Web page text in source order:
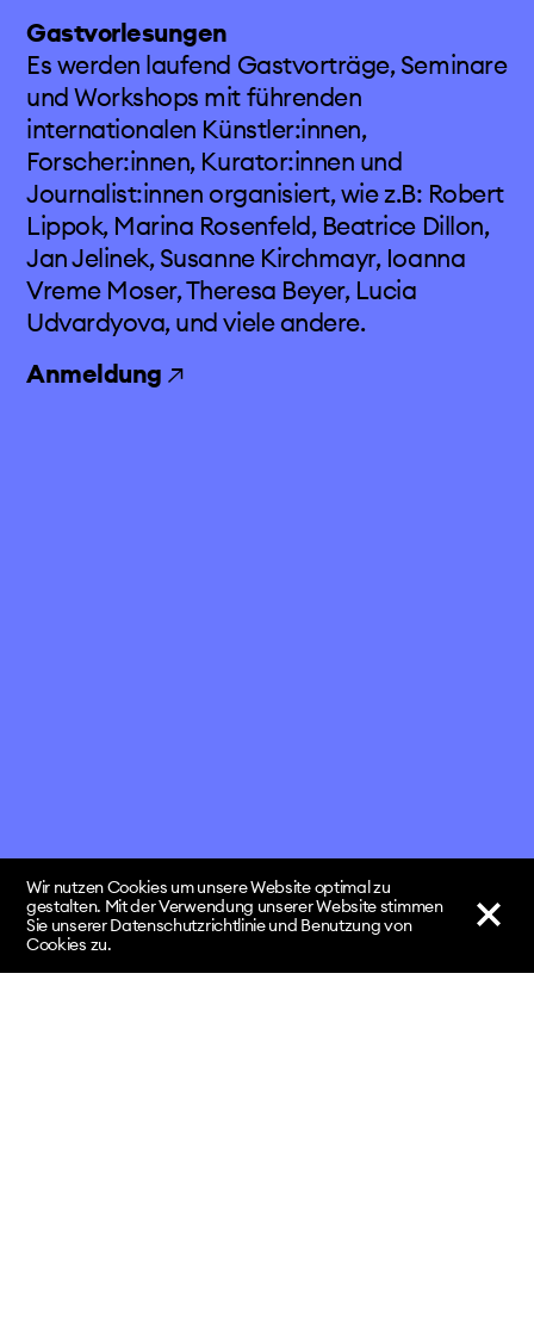
Gastvorlesungen
Es werden laufend Gastvorträge, Seminare
und Workshops mit führenden
internationalen Künstler:innen,
Forscher:innen, Kurator:innen und
Journalist:innen organisiert, wie z.B: Robert
Lippok, Marina Rosenfeld, Beatrice Dillon,
Jan Jelinek, Susanne Kirchmayr, Ioanna
Vreme Moser, Theresa Beyer, Lucia
Udvardyova, und viele andere.
Anmeldung ↗
Wir nutzen Cookies um unsere Website optimal zu
gestalten. Mit der Verwendung unserer Website stimmen
Sie unserer Datenschutzrichtlinie und Benutzung von
Cookies zu.